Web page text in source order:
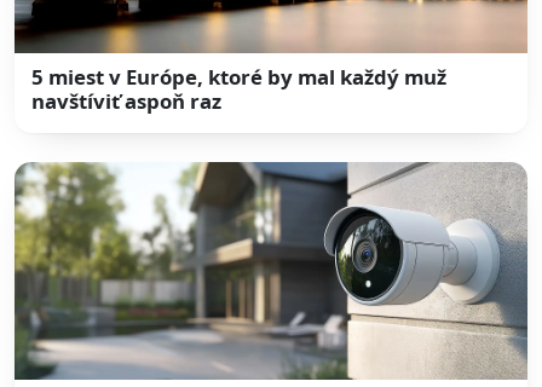
5 miest v Európe, ktoré by mal každý muž
navštíviť aspoň raz